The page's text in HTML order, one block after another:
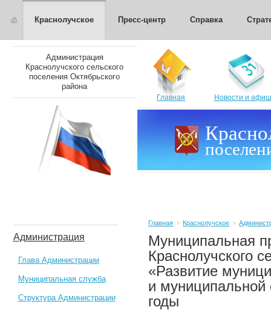
Краснолучское Пресс-центр Справка
Администрация
Краснолучского сельского
поселения Октябрьского
района
Главная Новости и
Администрация
Глава Администрации
Муниципальная служба
Структура Администрации
Главная Краснолучское
Муниципальная
Краснолучского
«Развитие
и
годы